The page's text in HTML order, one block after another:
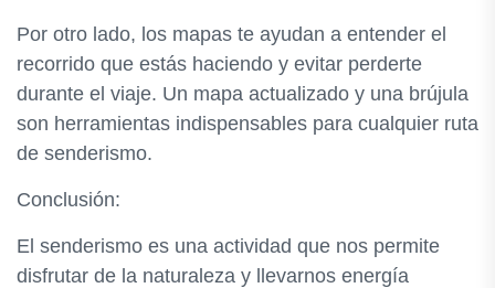
Por otro lado, los mapas te ayudan a entender el
recorrido que estás haciendo y evitar perderte
durante el viaje. Un mapa actualizado y una brújula
son herramientas indispensables para cualquier ruta
de senderismo.
Conclusión:
El senderismo es una actividad que nos permite
disfrutar de la naturaleza y llevarnos energía